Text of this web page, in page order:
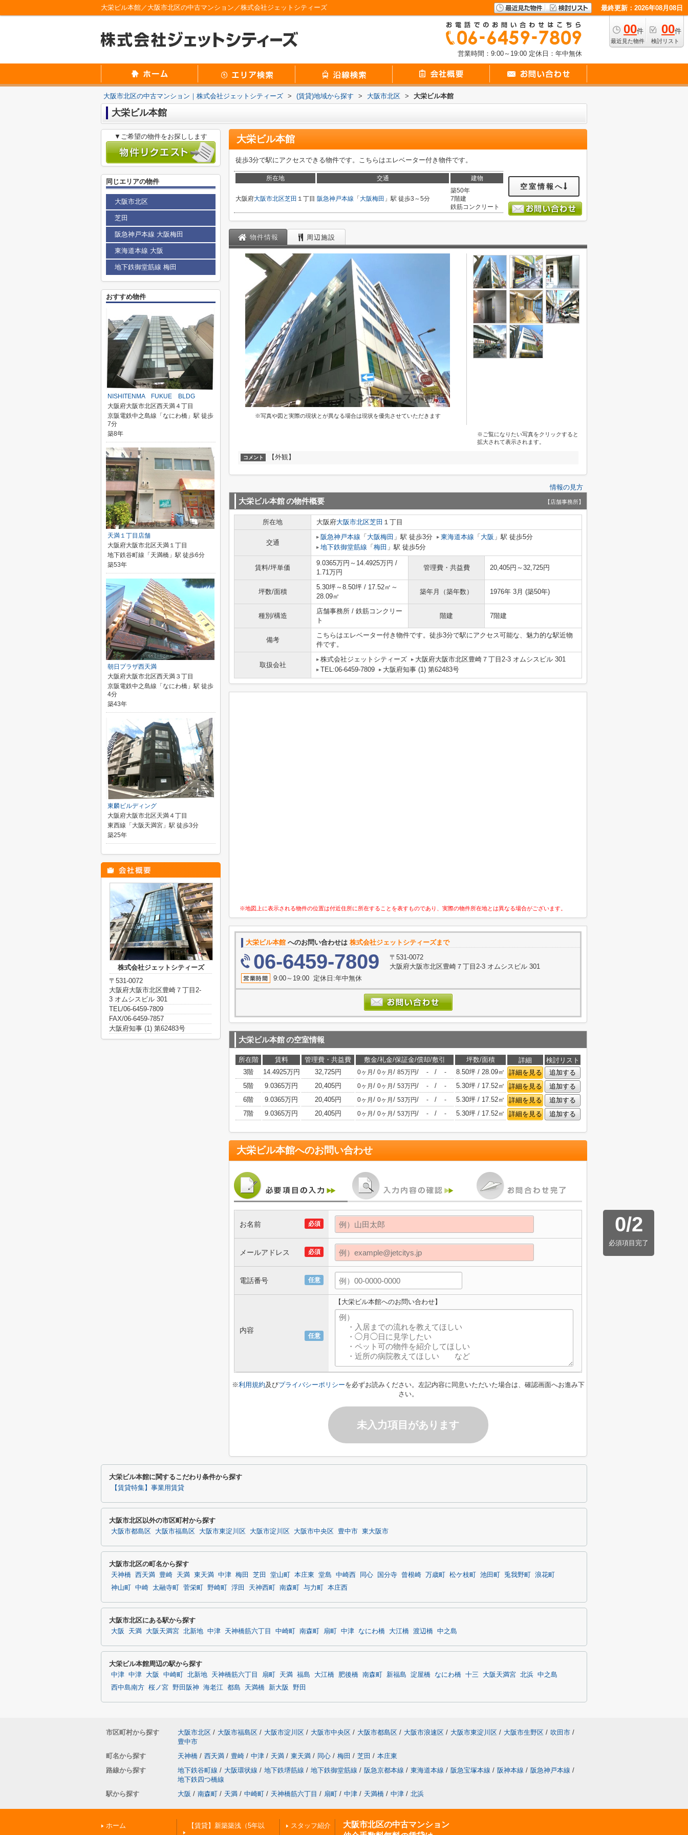
大栄ビル本館／大阪市北区の中古マンション／株式会社ジェットシティーズ 最終更新：2026年08月08日
00件
最近見た物件
00件
検討リスト
営業時間：9:00～19:00 定休日：年中無休
大阪市北区の中古マンション｜株式会社ジェットシティーズ > (賃貸)地域から探す > 大阪市北区 > 大栄ビル本館
大栄ビル本館
大栄ビル本館
徒歩3分で駅にアクセスできる物件です。こちらはエレベーター付き物件です。
所在地 交通 建物
大阪府大阪市北区芝田 １丁目 阪急神戸本線 「 大阪梅田 」駅 徒歩3～5分
築50年
7階建
鉄筋コンクリート
空室情報へ
物件情報 周辺施設
※写真や図と実際の現状とが異なる場合は現状を優先させていただきます
※ご覧になりたい写真をクリックすると
拡大されて表示されます。
コメント 【外観】
情報の見方
大栄ビル本館の物件概要 【店舗事務所】
所在地 大阪府大阪市北区芝田 １丁目
交通
阪急神戸本線 「 大阪梅田 」駅 徒歩3分 東海道本線 「 大阪 」駅 徒歩5分
地下鉄御堂筋線 「 梅田 」駅 徒歩5分
賃料/坪単価
9.0365万円～14.4925万円 /
1.71万円
管理費・共益費 20,405円～32,725円
坪数/面積
5.30坪～8.50坪 / 17.52㎡～
28.09㎡
築年月（築年数） 1976年 3月 (築50年)
種別/構造
店舗事務所 / 鉄筋コンクリー
ト
階建 7階建
備考
こちらはエレベーター付き物件です。徒歩3分で駅にアクセス可能な、魅力的な駅近物
件です。
取扱会社
株式会社ジェットシティーズ
大阪府大阪市北区豊崎７丁目2-3 オムシスビル 301
TEL:06-6459-7809
大阪府知事 (1) 第62483号
※地図上に表示される物件の位置は付近住所に所在することを表すものであり、実際の物件所在地とは異なる場合がございます。
大栄ビル本館 へのお問い合わせは 株式会社ジェットシティーズまで
06-6459-7809
〒531-0072
大阪府大阪市北区豊崎７丁目2-3 オムシスビル 301
9:00～19:00 定休日:年中無休
大栄ビル本館の空室情報
所在階 賃料 管理費・共益費 敷金/礼金/保証金/償却/敷引 坪数/面積 詳細
検討リスト
3階
14.4925万円 32,725円 0ヶ月 / 0ヶ月 / 85万円/ - / - 8.50坪 / 28.09㎡ 詳細を見る
追加する
5階
9.0365万円 20,405円 0ヶ月 / 0ヶ月 / 53万円/ - / - 5.30坪 / 17.52㎡ 詳細を見る
追加する
6階
9.0365万円 20,405円 0ヶ月 / 0ヶ月 / 53万円/ - / - 5.30坪 / 17.52㎡ 詳細を見る
追加する
7階
9.0365万円 20,405円 0ヶ月 / 0ヶ月 / 53万円/ - / - 5.30坪 / 17.52㎡ 詳細を見る 追加する
大栄ビル本館へのお問い合わせ
0/2
必須項目完了
必須
お名前
必須
メールアドレス
任意
電話番号
任意
内容
【大栄ビル本館へのお問い合わせ】
※利用規約及びプライバシーポリシーを必ずお読みください。左記内容に同意いただいた場合は、確認画面へお進み下
さい。
未入力項目があります
▼ご希望の物件をお探しします
同じエリアの物件
大阪市北区
芝田
阪急神戸本線 大阪梅田
東海道本線 大阪
地下鉄御堂筋線 梅田
おすすめ物件
NISHITENMA FUKUE BLDG
大阪府大阪市北区西天満４丁目
京阪電鉄中之島線「なにわ橋」駅 徒歩
7分
築8年
天満１丁目店舗
大阪府大阪市北区天満１丁目
地下鉄谷町線「天満橋」駅 徒歩6分
築53年
朝日プラザ西天満
大阪府大阪市北区西天満３丁目
京阪電鉄中之島線「なにわ橋」駅 徒歩
4分
築43年
東麟ビルディング
大阪府大阪市北区天満４丁目
東西線「大阪天満宮」駅 徒歩3分
築25年
株式会社ジェットシティーズ
〒531-0072
大阪府大阪市北区豊崎７丁目2-
3 オムシスビル 301
TEL/06-6459-7809
FAX/06-6459-7857
大阪府知事 (1) 第62483号
大栄ビル本館に関するこだわり条件から探す
【賃貸特集】事業用賃貸
大阪市北区以外の市区町村から探す
大阪市都島区 大阪市福島区 大阪市東淀川区 大阪市淀川区 大阪市中央区 豊中市 東大阪市
大阪市北区の町名から探す
天神橋 西天満 豊崎 天満 東天満 中津 梅田 芝田 堂山町 本庄東 堂島 中崎西 同心 国分寺 曾根崎 万歳町 松ケ枝町 池田町 兎我野町
浪花町
神山町
中崎 太融寺町 菅栄町 野崎町 浮田 天神西町 南森町 与力町 本庄西
大阪市北区にある駅から探す
大阪 天満 大阪天満宮 北新地 中津 天神橋筋六丁目 中崎町 南森町 扇町 中津 なにわ橋 大江橋 渡辺橋 中之島
大栄ビル本館周辺の駅から探す
中津 中津 大阪 中崎町 北新地 天神橋筋六丁目 扇町 天満 福島 大江橋 肥後橋 南森町 新福島 淀屋橋 なにわ橋 十三 大阪天満宮 北浜 中之島
西中島南方 桜ノ宮 野田阪神 海老江 都島 天満橋 新大阪 野田
市区町村から探す 大阪市北区 / 大阪市福島区 / 大阪市淀川区 / 大阪市中央区 / 大阪市都島区 / 大阪市浪速区 / 大阪市東淀川区 / 大阪市生野区 / 吹田市 /
豊中市
町名から探す
天神橋 / 西天満 / 豊崎 / 中津 / 天満 / 東天満 / 同心 / 梅田 / 芝田 / 本庄東
路線から探す
地下鉄谷町線 / 大阪環状線 / 地下鉄堺筋線 / 地下鉄御堂筋線 / 阪急京都本線 / 東海道本線 / 阪急宝塚本線 / 阪神本線 / 阪急神戸本線 /
地下鉄四つ橋線
駅から探す
大阪 / 南森町 / 天満 / 中崎町 / 天神橋筋六丁目 / 扇町 / 中津 / 天満橋 / 中津 / 北浜
ホーム 【賃貸】新築築浅（5年以 スタッフ紹介
大阪市北区の中古マンション